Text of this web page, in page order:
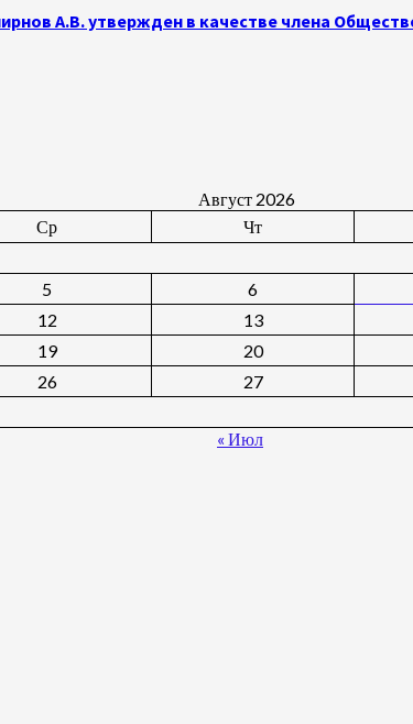
А.В. утвержден в качестве члена
Август 2026
Ср Чт
5 6
12 13
19 20
26 27
« Июл